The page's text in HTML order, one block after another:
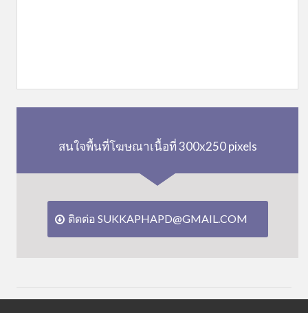
สนใจพื้นที่โฆษณาเนื้อที่ 300x250 pixels
ติดต่อ SUKKAPHAPD@GMAIL.COM